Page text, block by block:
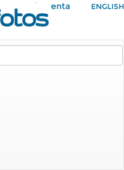
Mi Cuenta ENGLISH